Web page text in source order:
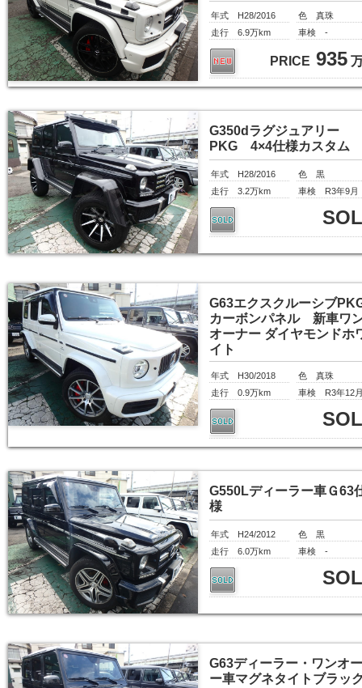
年式 H28/2016
走行 6.9万km
色 真珠
車検 -
PRICE 935
G350dラグジュアリー
PKG 4×4仕様カスタム
年式 H28/2016
走行 3.2万km
色 黒
車検 R3年9月
G63エクスクルーシブ
カーボンパネル 新車ワ
オーナー ダイヤモンドホ
イト
年式 H30/2018
走行 0.9万km
色 真珠
車検 R3年12
G550Lディーラー車Ｇ63
様
年式 H24/2012
走行 6.0万km
色 黒
車検 -
G63ディーラー・ワンオ
ー車マグネタイトブラッ